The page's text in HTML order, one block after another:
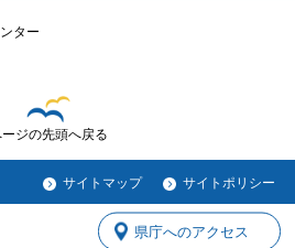
ター
ジの先頭へ戻る
サイトマップ サイトポリシー
県庁へのアクセス